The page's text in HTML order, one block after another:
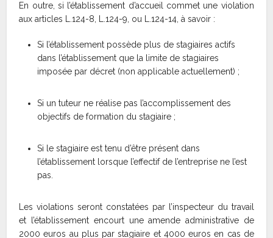
En outre, si l’établissement d’accueil commet une violation
aux articles L.124-8, L.124-9, ou L.124-14, à savoir :
Si l’établissement possède plus de stagiaires actifs
dans l’établissement que la limite de stagiaires
imposée par décret (non applicable actuellement) ;
Si un tuteur ne réalise pas l’accomplissement des
objectifs de formation du stagiaire ;
Si le stagiaire est tenu d’être présent dans
l’établissement lorsque l’effectif de l’entreprise ne l’est
pas.
Les violations seront constatées par l’inspecteur du travail
et l’établissement encourt une amende administrative de
2000 euros au plus par stagiaire et 4000 euros en cas de